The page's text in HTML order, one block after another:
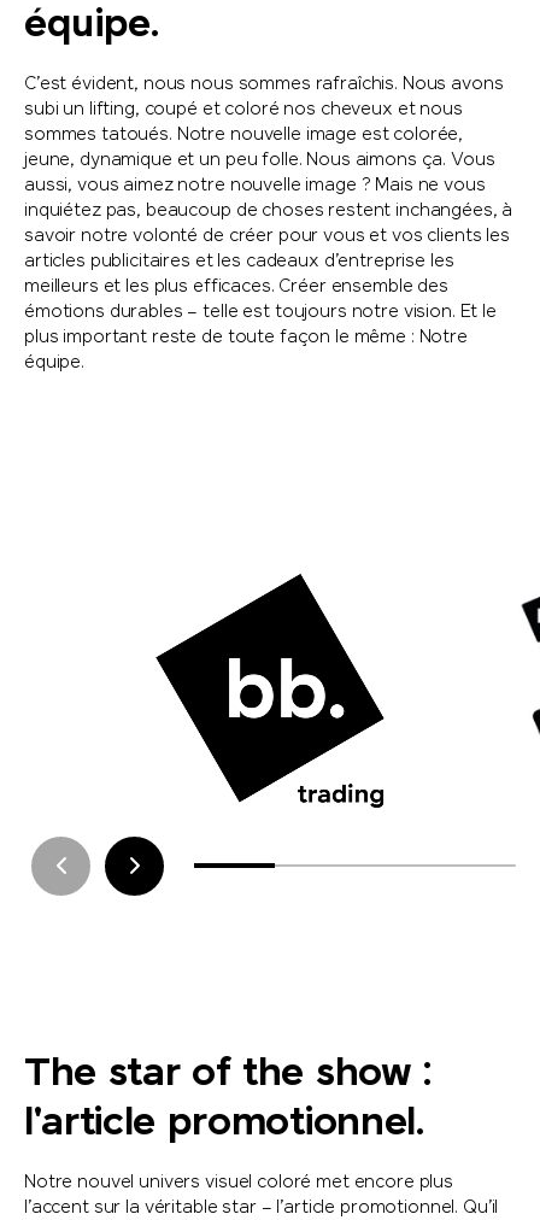
équipe.
C’est évident, nous nous sommes rafraîchis. Nous avons
subi un lifting, coupé et coloré nos cheveux et nous
sommes tatoués. Notre nouvelle image est colorée,
jeune, dynamique et un peu folle. Nous aimons ça. Vous
aussi, vous aimez notre nouvelle image ? Mais ne vous
inquiétez pas, beaucoup de choses restent inchangées, à
savoir notre volonté de créer pour vous et vos clients les
articles publicitaires et les cadeaux d’entreprise les
meilleurs et les plus efficaces. Créer ensemble des
émotions durables – telle est toujours notre vision. Et le
plus important reste de toute façon le même : Notre
équipe.
The star of the show :
l'article promotionnel.
Notre nouvel univers visuel coloré met encore plus
l’accent sur la véritable star – l’article promotionnel. Qu’il